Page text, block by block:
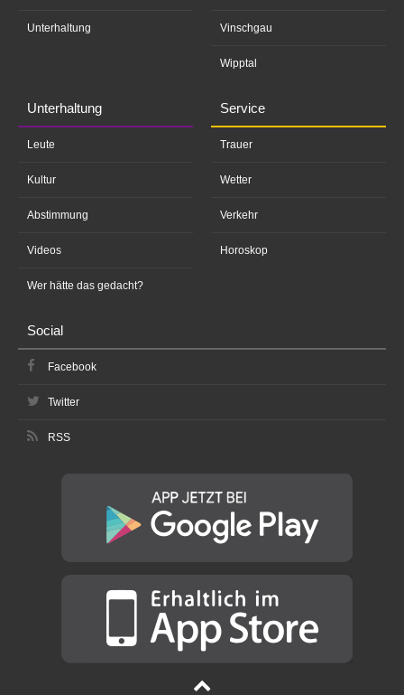
Unterhaltung Vinschgau
Wipptal
Unterhaltung
Leute
Kultur
Abstimmung
Videos
Wer hätte das gedacht?
Service
Trauer
Wetter
Verkehr
Horoskop
Social
Facebook
Twitter
RSS